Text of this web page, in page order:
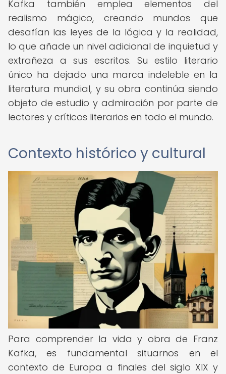
Kafka también emplea elementos del
realismo mágico, creando mundos que
desafían las leyes de la lógica y la realidad,
lo que añade un nivel adicional de inquietud y
extrañeza a sus escritos. Su estilo literario
único ha dejado una marca indeleble en la
literatura mundial, y su obra continúa siendo
objeto de estudio y admiración por parte de
lectores y críticos literarios en todo el mundo.
Contexto histórico y cultural
Para comprender la vida y obra de Franz
Kafka, es fundamental situarnos en el
contexto de Europa a finales del siglo XIX y